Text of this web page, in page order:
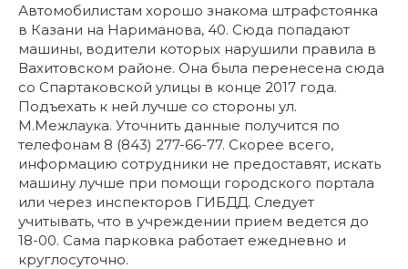
Автомобилистам хорошо знакома штрафстоянка
в Казани на Нариманова, 40. Сюда попадают
машины, водители которых нарушили правила в
Вахитовском районе. Она была перенесена сюда
со Спартаковской улицы в конце 2017 года.
Подъехать к ней лучше со стороны ул.
М.Межлаука. Уточнить данные получится по
телефонам 8 (843) 277-66-77. Скорее всего,
информацию сотрудники не предоставят, искать
машину лучше при помощи городского портала
или через инспекторов ГИБДД. Следует
учитывать, что в учреждении прием ведется до
18-00. Сама парковка работает ежедневно и
круглосуточно.